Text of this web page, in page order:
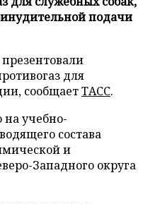
подачи
для
сообщаетТАСС.
на учебно-
состава
и
Западного округа